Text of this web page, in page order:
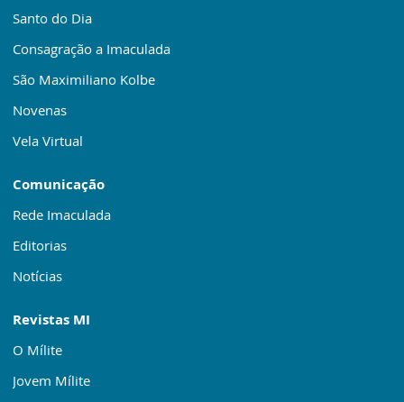
Santo do Dia
Consagração a Imaculada
São Maximiliano Kolbe
Novenas
Vela Virtual
Comunicação
Rede Imaculada
Editorias
Notícias
Revistas MI
O Mílite
Jovem Mílite